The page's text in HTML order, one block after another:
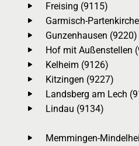
Freising (9115)
Garmisch-
Gunzenhausen (9220)
Hof mit Außenstellen
Kelheim (9126)
Kitzingen (9227)
Landsberg am Lech
Lindau (9134)
Memmingen-